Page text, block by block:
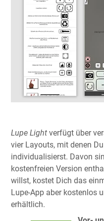
Lupe Light verfügt über
vier Layouts, mit denen
individualisierst. Davon
kostenfreien Version
willst, kostet Dich das
Lupe-App aber kostenlos
erhältlich.